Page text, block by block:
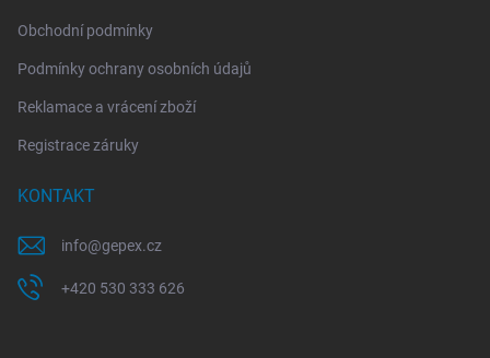
Obchodní podmínky
Podmínky ochrany osobních údajů
Reklamace a vrácení zboží
Registrace záruky
KONTAKT
info@gepex.cz
+420 530 333 626